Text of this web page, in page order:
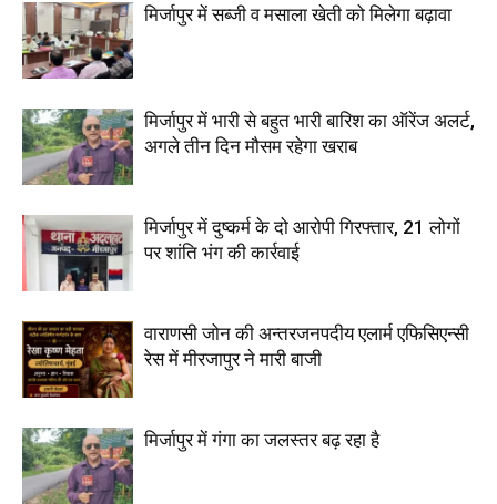
मिर्जापुर में सब्जी व मसाला खेती को मिलेगा बढ़ावा
मिर्जापुर में भारी से बहुत भारी बारिश का ऑरेंज अलर्ट,
अगले तीन दिन मौसम रहेगा खराब
मिर्जापुर में दुष्कर्म के दो आरोपी गिरफ्तार, 21 लोगों
पर शांति भंग की कार्रवाई
वाराणसी जोन की अन्तरजनपदीय एलार्म एफिसिएन्सी
रेस में मीरजापुर ने मारी बाजी
मिर्जापुर में गंगा का जलस्तर बढ़ रहा है